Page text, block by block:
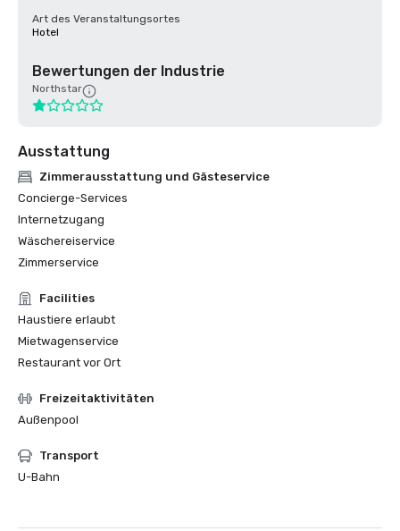
Art des Veranstaltungsortes
Hotel
Bewertungen der Industrie
Northstar
Ausstattung
Zimmerausstattung und Gästeservice
Concierge-Services
Internetzugang
Wäschereiservice
Zimmerservice
Facilities
Haustiere erlaubt
Mietwagenservice
Restaurant vor Ort
Freizeitaktivitäten
Außenpool
Transport
U-Bahn